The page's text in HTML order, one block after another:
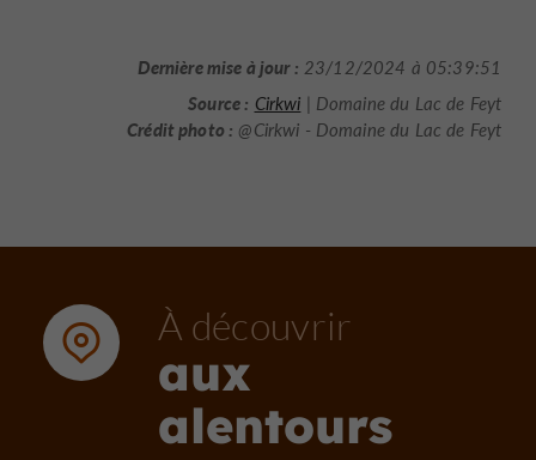
Dernière mise à jour : 23/12/2024 à 05:39:51
Source : Cirkwi | Domaine du Lac de Feyt
Crédit photo : @Cirkwi - Domaine du Lac de Feyt
À découvrir
aux
alentours